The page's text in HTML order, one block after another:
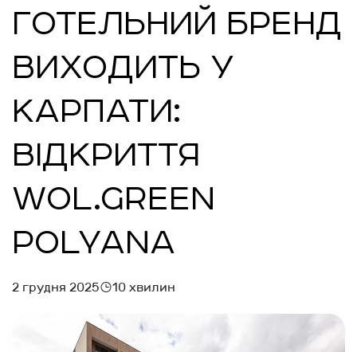
ГОТЕЛЬНИЙ БРЕНД
ВИХОДИТЬ У
КАРПАТИ:
ВІДКРИТТЯ
WOL.GREEN
POLYANA
2 грудня 2025 10 хвилин